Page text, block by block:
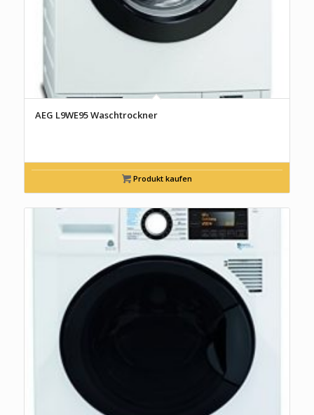
AEG L9WE95 Waschtrockner
Produkt kaufen